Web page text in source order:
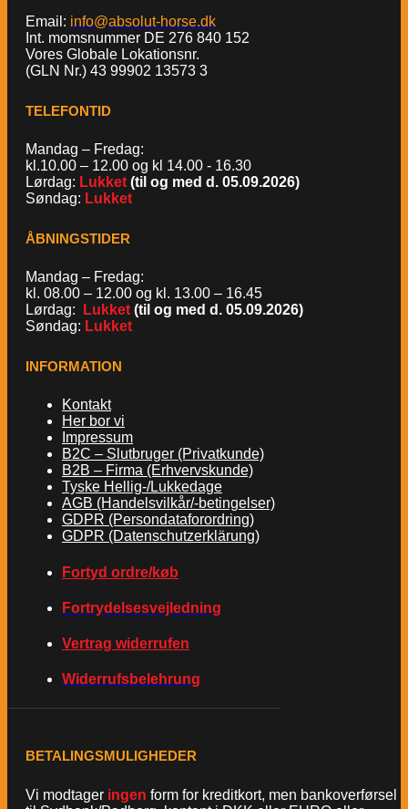
Email: info@absolut-horse.dk
Int. momsnummer DE 276 840 152
Vores Globale Lokationsnr.
(GLN Nr.) 43 99902 13573 3
TELEFONTID
Mandag – Fredag:
kl.10.00 – 12.00 og kl 14.00 - 16.30
Lørdag: Lukket (til og med d. 05.09.2026)
Søndag: Lukket
ÅBNINGSTIDER
Mandag – Fredag:
kl. 08.00 – 12.00 og kl. 13.00 – 16.45
Lørdag:
Lukket (til og med d. 05.09.2026)
Søndag: Lukket
INFORMATION
Kontakt
Her bor vi
Impressum
B2C – Slutbruger (Privatkunde)
B2B – Firma (Erhvervskunde)
Tyske Hellig-/Lukkedage
AGB (Handelsvilkår/-betingelser)
GDPR (Persondataforordring)
GDPR (Datenschutzerklärung)
Fortyd ordre/køb
Fortrydelsesvejledning
Vertrag widerrufen
Widerrufsbelehrung
BETALINGSMULIGHEDER
Vi modtager ingen form for kreditkort, men bankoverførsel